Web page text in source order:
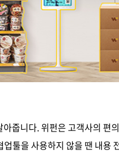
줍니다. 위펀은 고객사의 편
툴을 사용하지 않을 땐 내용